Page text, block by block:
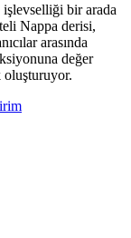
işlevselliği bir arada
Nappa derisi,
arasında
değer